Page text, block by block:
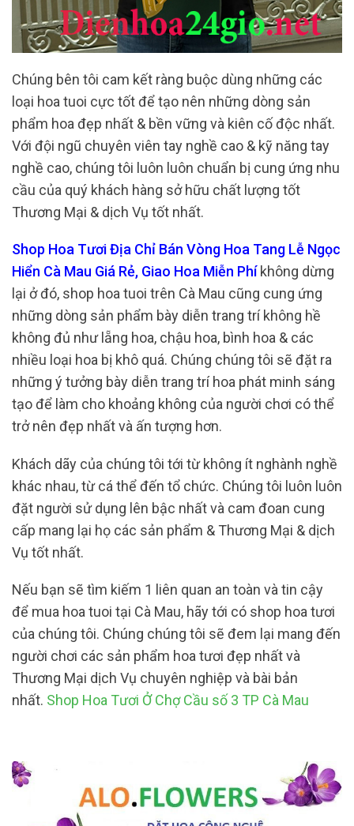
Chúng bên tôi cam kết ràng buộc dùng những các
loại hoa tuoi cực tốt để tạo nên những dòng sản
phẩm hoa đẹp nhất & bền vững và kiên cố độc nhất.
Với đội ngũ chuyên viên tay nghề cao & kỹ năng tay
nghề cao, chúng tôi luôn luôn chuẩn bị cung ứng nhu
cầu của quý khách hàng sở hữu chất lượng tốt
Thương Mại & dịch Vụ tốt nhất.
Shop Hoa Tươi Địa Chỉ Bán Vòng Hoa Tang Lễ Ngọc
Hiển Cà Mau Giá Rẻ, Giao Hoa Miễn Phíkhông dừng
lại ở đó, shop hoa tuoi trên Cà Mau cũng cung ứng
những dòng sản phẩm bày diễn trang trí không hề
không đủ như lẵng hoa, chậu hoa, bình hoa & các
nhiều loại hoa bị khô quá. Chúng chúng tôi sẽ đặt ra
những ý tưởng bày diễn trang trí hoa phát minh sáng
tạo để làm cho khoảng không của người chơi có thể
trở nên đẹp nhất và ấn tượng hơn.
Khách dãy của chúng tôi tới từ không ít nghành nghề
khác nhau, từ cá thể đến tổ chức. Chúng tôi luôn luôn
đặt người sử dụng lên bậc nhất và cam đoan cung
cấp mang lại họ các sản phẩm & Thương Mại & dịch
Vụ tốt nhất.
Nếu bạn sẽ tìm kiếm 1 liên quan an toàn và tin cậy
để mua hoa tuoi tại Cà Mau, hãy tới có shop hoa tươi
của chúng tôi. Chúng chúng tôi sẽ đem lại mang đến
người chơi các sản phẩm hoa tươi đẹp nhất và
Thương Mại dịch Vụ chuyên nghiệp và bài bản
nhất. Shop Hoa Tươi Ở Chợ Cầu số 3 TP Cà Mau